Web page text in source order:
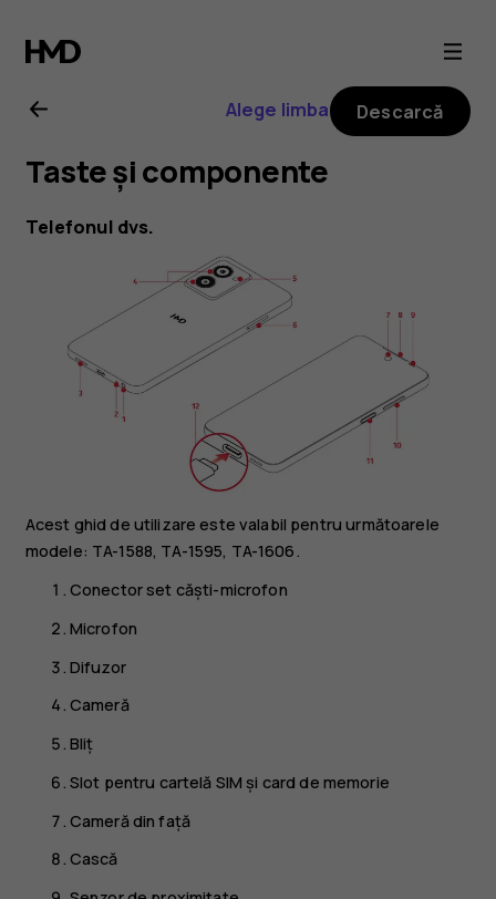
Ghid
de
utilizare
HMD
Pulse
Pro
Alege limba Descarcă
Taste și componente
Telefonul dvs.
Acest ghid de utilizare este valabil pentru următoarele
modele: TA-1588, TA-1595, TA-1606.
Conector set căști-microfon
Microfon
Difuzor
Cameră
Bliț
Slot pentru cartelă SIM și card de memorie
Cameră din față
Cască